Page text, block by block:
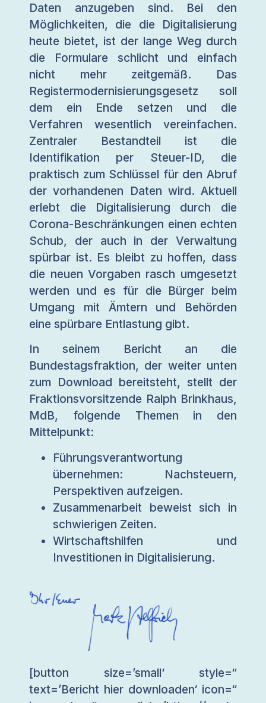
Daten anzugeben sind. Bei den
Möglichkeiten, die die Digitalisierung
heute bietet, ist der lange Weg durch
die Formulare schlicht und einfach
nicht mehr zeitgemäß. Das
Registermodernisierungsgesetz soll
dem ein Ende setzen und die
Verfahren wesentlich vereinfachen.
Zentraler Bestandteil ist die
Identifikation per Steuer-ID, die
praktisch zum Schlüssel für den Abruf
der vorhandenen Daten wird. Aktuell
erlebt die Digitalisierung durch die
Corona-Beschränkungen einen echten
Schub, der auch in der Verwaltung
spürbar ist. Es bleibt zu hoffen, dass
die neuen Vorgaben rasch umgesetzt
werden und es für die Bürger beim
Umgang mit Ämtern und Behörden
eine spürbare Entlastung gibt.
In seinem Bericht an die
Bundestagsfraktion, der weiter unten
zum Download bereitsteht, stellt der
Fraktionsvorsitzende Ralph Brinkhaus,
MdB, folgende Themen in den
Mittelpunkt:
Führungsverantwortung
übernehmen: Nachsteuern,
Perspektiven aufzeigen.
Zusammenarbeit beweist sich in
schwierigen Zeiten.
Wirtschaftshilfen und
Investitionen in Digitalisierung.
[button size=’small‘ style=“
text=’Bericht hier downloaden‘ icon=“